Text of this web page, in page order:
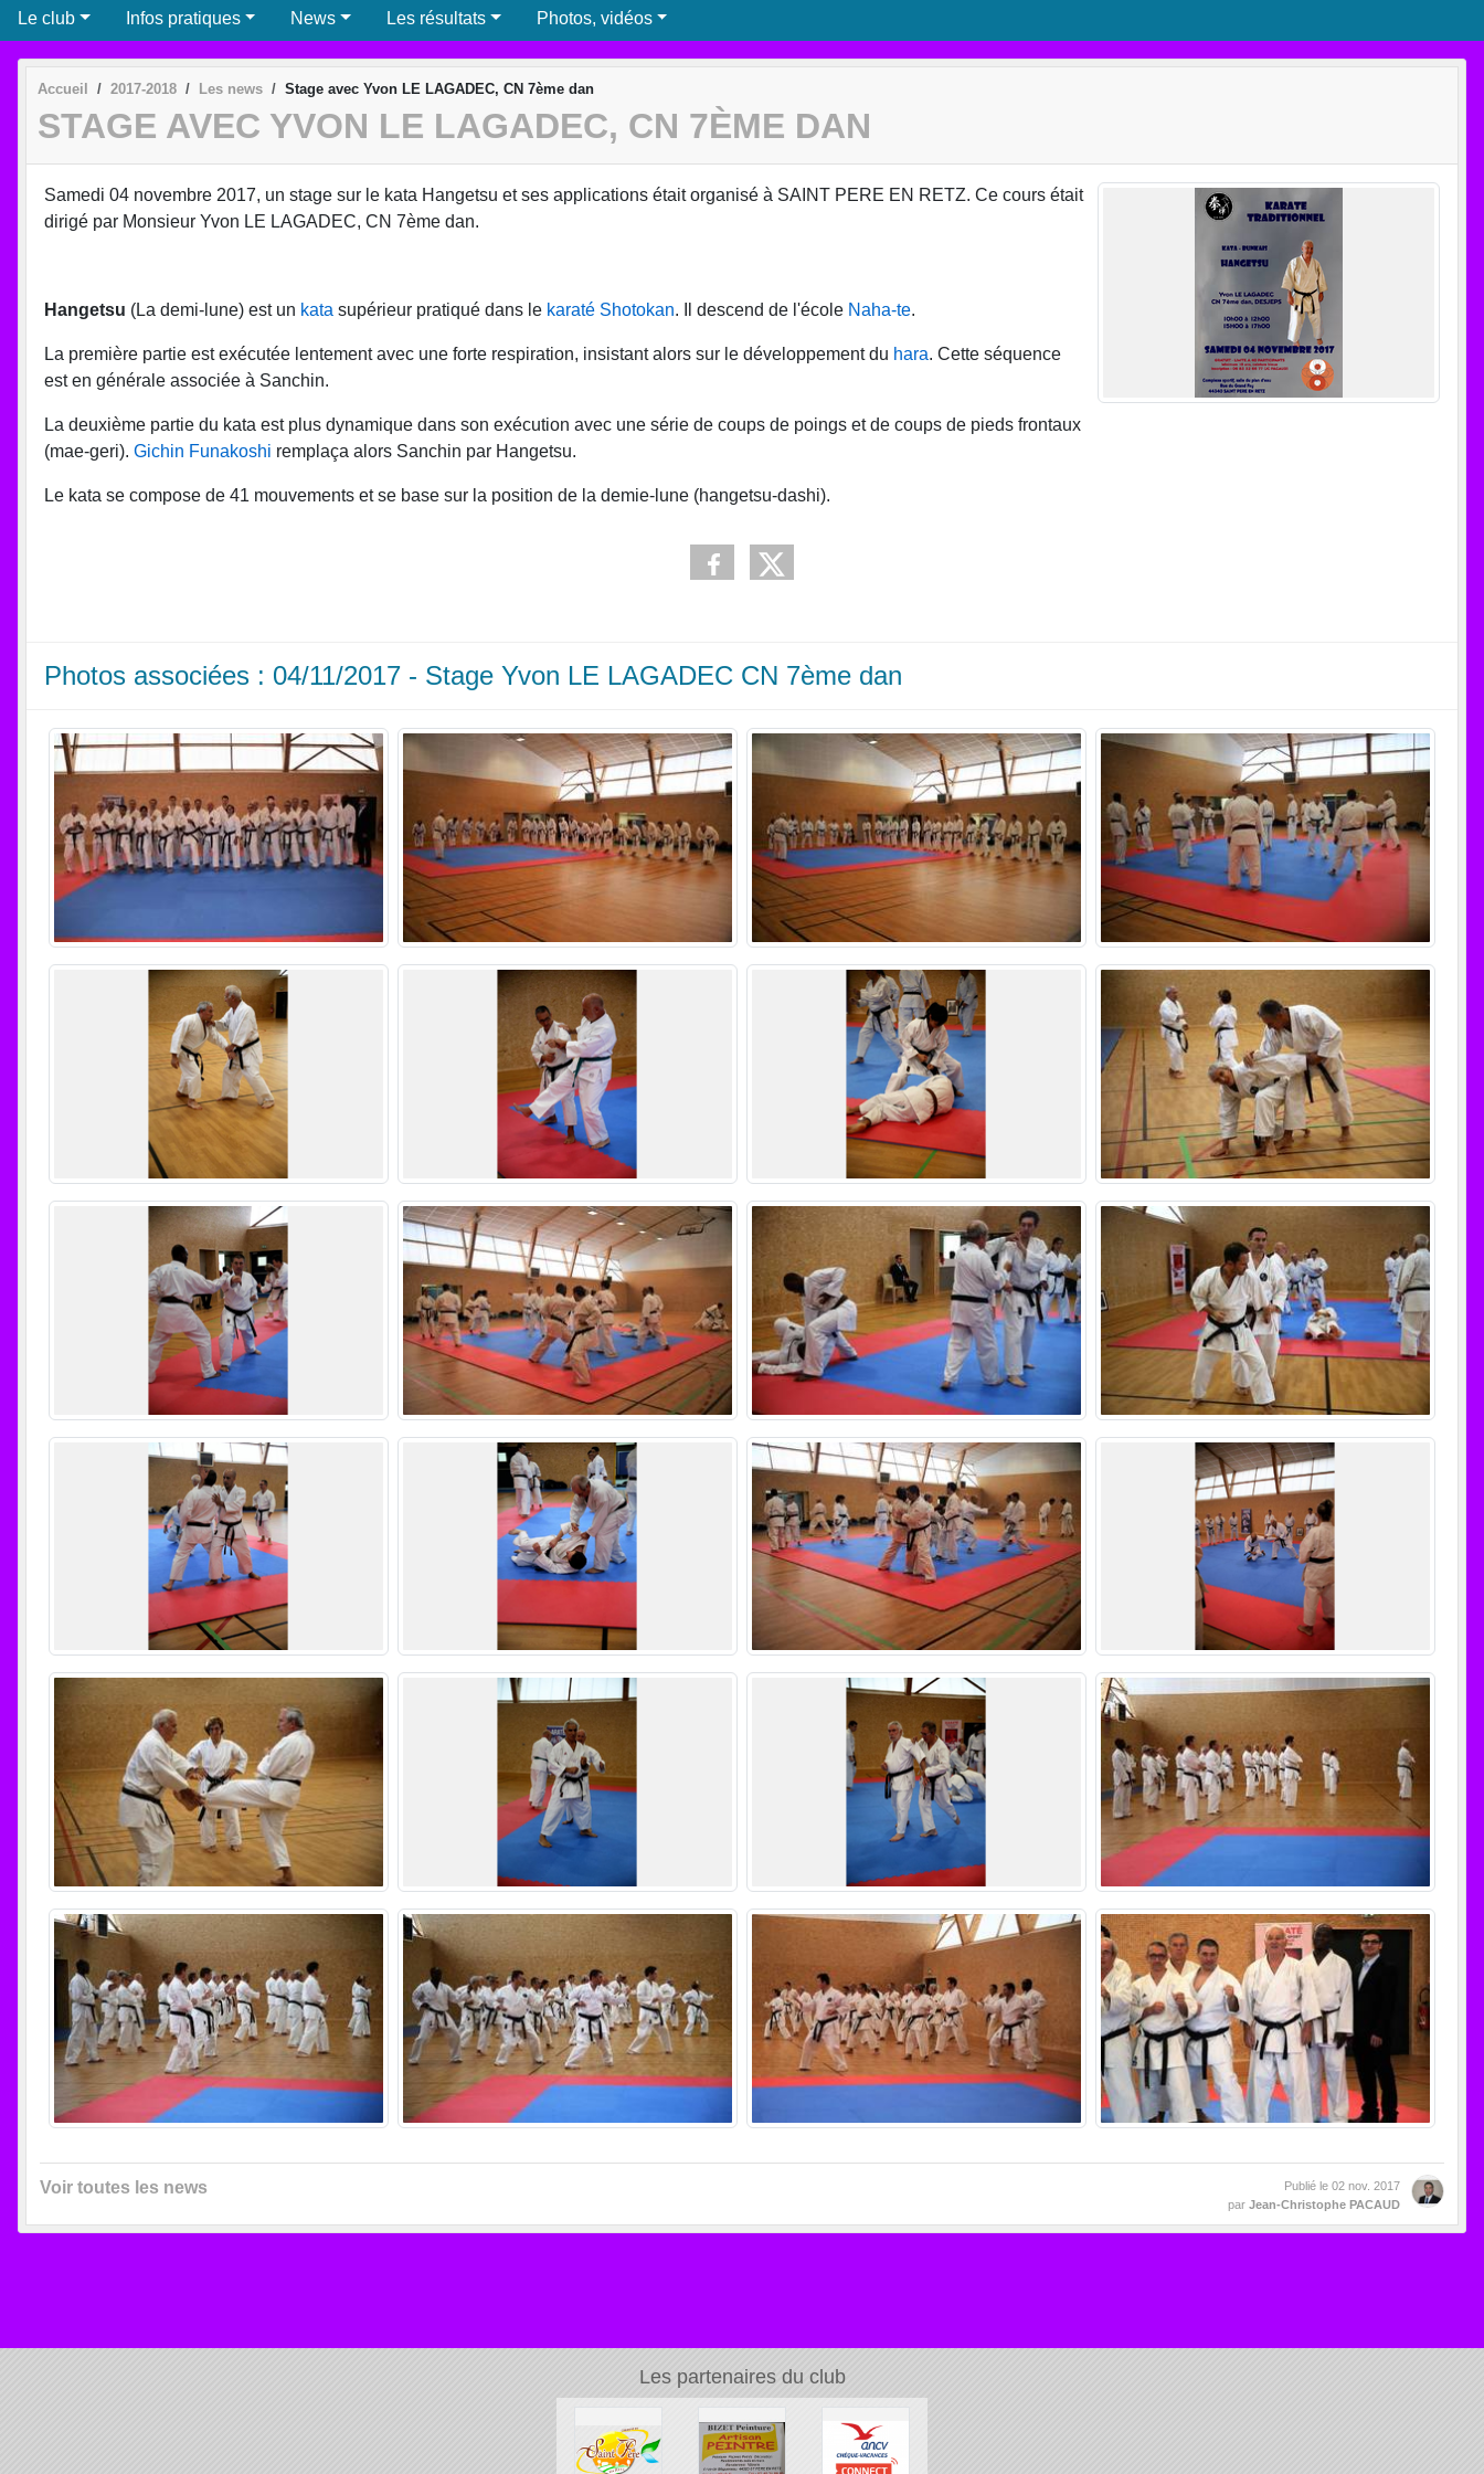
Le club Infos pratiques News Les résultats Photos, vidéos
Accueil 2017-2018 Les news Stage avec Yvon LE LAGADEC, CN 7ème dan
STAGE AVEC YVON LE LAGADEC, CN 7ÈME DAN
Samedi 04 novembre 2017, un stage sur le kata Hangetsu et ses applications était organisé à SAINT PERE EN RETZ. Ce cours était
dirigé par Monsieur Yvon LE LAGADEC, CN 7ème dan.
Hangetsu (La demi-lune) est un kata supérieur pratiqué dans le karaté Shotokan. Il descend de l'école Naha-te.
La première partie est exécutée lentement avec une forte respiration, insistant alors sur le développement du hara. Cette séquence
est en générale associée à Sanchin.
La deuxième partie du kata est plus dynamique dans son exécution avec une série de coups de poings et de coups de pieds frontaux
(mae-geri). Gichin Funakoshi remplaça alors Sanchin par Hangetsu.
Le kata se compose de 41 mouvements et se base sur la position de la demie-lune (hangetsu-dashi).
Photos associées : 04/11/2017 - Stage Yvon LE LAGADEC CN 7ème dan
Voir toutes les news Publié le 02 nov. 2017
par Jean-Christophe PACAUD
Les partenaires du club